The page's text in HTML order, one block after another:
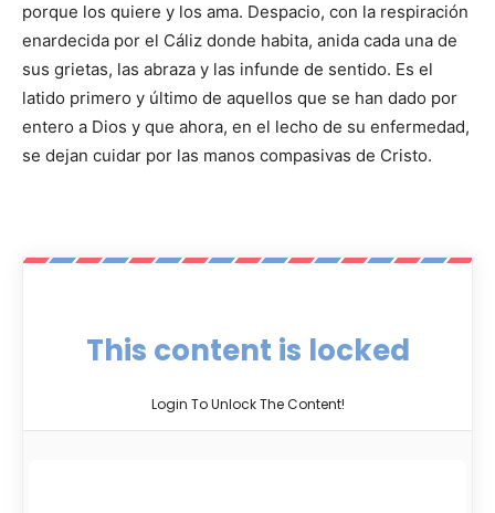
porque los quiere y los ama. Despacio, con la respiración
enardecida por el Cáliz donde habita, anida cada una de
sus grietas, las abraza y las infunde de sentido. Es el
latido primero y último de aquellos que se han dado por
entero a Dios y que ahora, en el lecho de su enfermedad,
se dejan cuidar por las manos compasivas de Cristo.
This content is locked
Login To Unlock The Content!